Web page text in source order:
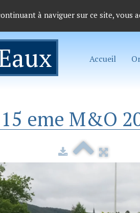
à naviguer sur ce site, vous
Accueil
15 eme M&O